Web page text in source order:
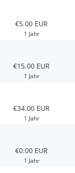
€5.00 EUR
1 Jahr
€15.00 EUR
1 Jahr
€34.00 EUR
1 Jahr
€0.00 EUR
1 Jahr